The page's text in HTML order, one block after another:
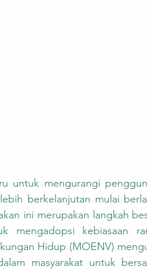
berkelanjutan mulai
ini merupakan langkah
mengadopsi kebiasaan
Hidup (MOENV)
masyarakat untuk